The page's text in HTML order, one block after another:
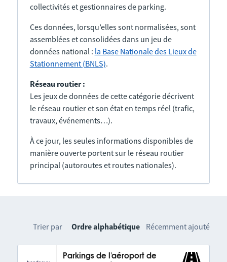
collectivités et gestionnaires de parking.
Ces données, lorsqu’elles sont normalisées, sont
assemblées et consolidées dans un jeu de
données national : la Base Nationale des Lieux de
Stationnement (BNLS).
Réseau routier :
Les jeux de données de cette catégorie décrivent
le réseau routier et son état en temps réel (trafic,
travaux, événements…).
À ce jour, les seules informations disponibles de
manière ouverte portent sur le réseau routier
principal (autoroutes et routes nationales).
Trier par Ordre alphabétique Récemment ajouté
Parkings de l'aéroport de